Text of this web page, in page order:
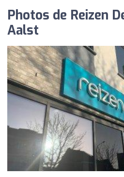
Photos de Reizen
Aalst